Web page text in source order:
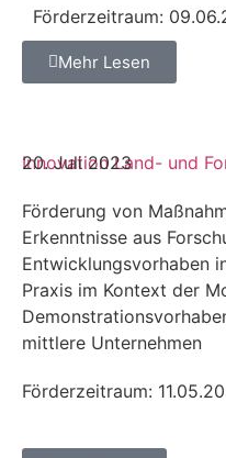
Förderzeitraum:
Mehr Lesen
Innovation Land- und
20. Juli 2023
Förderung von
Erkenntnisse aus
Entwicklungsvorhaben
Praxis im Kontext der
mittlere Unternehmen
Förderzeitraum: